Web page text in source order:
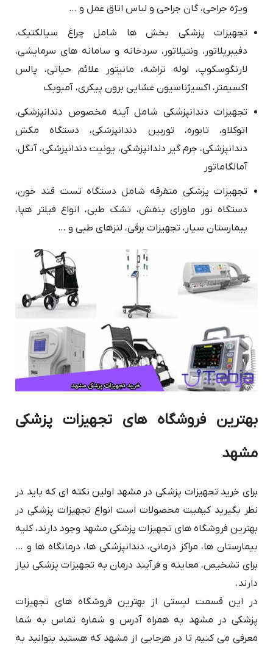
ویژه جراحی، گان جراحی و لباس اتاق عمل و …
تجهیزات پزشکی بخش ها شامل چراغ سیالکتیک،
دفیبریلاتور، ونتیلاتور، سردخانه و سامانه های سرمایشی،
لارنگوسکوپ، لوله تراشه، مانیتور علائم حیاتی، پالس
اکسیمتر، اکسیژناسیون غشایی برون پیکری، آمبوبک
تجهیزات دندانپزشکی شامل آینه مخصوص دندانپزشکی،
اتوکلاو، تابوره، توربین دندانپزشکی، دستگاه مکش
دندانپزشکی، جرم گیر دندانپزشکی، یونیت دندانپزشکی، آنگل،
آمالگاماتور
تجهیزات پزشکی متفرقه شامل دستگاه تست قند خون،
دستگاه نور ماورای بنفش، تشک طبی، انواع فیلتر هپا،
بیمارستان سیار، تجهیزات برقی، لنزهای طبی و …
بهترین فروشگاه های تجهیزات پزشکی
مشهد
برای خرید تجهیزات پزشکی در مشهد اولین نکته ای که باید در
نظر بگیرید کیفیت محصولات است انواع تجهیزات پزشکی در
بهترین فروشگاه های تجهیزات پزشکی مشهد وجود دارند، کلیه
بیمارستان ها، مراکز درمانی، دندانپزشکی ها، درمانگاه ها و …
برای تشخیص، معاینه و فرآیند درمان به تجهیزات پزشکی نیاز
دارند.
در این قسمت لیستی از بهترین فروشگاه های تجهیزات
پزشکی در مشهد به همراه آدرس و شماره تماس به شما
معرفی می کنیم تا در هرجایی از مشهد که هستید بتوانید به